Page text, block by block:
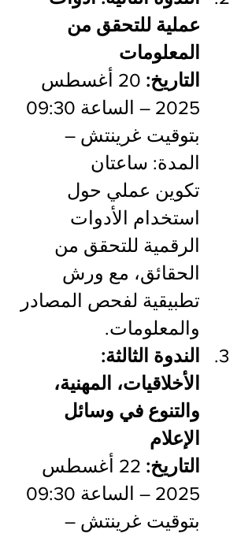
عملية للتحقق من
المعلومات
التاريخ:
20 أغسطس
بتوقيت غرينتش –
المدة: ساعتان
تكوين عملي حول
استخدام الأدوات
الرقمية للتحقق من
الحقائق، مع ورش
تطبيقية لفحص المصادر
والمعلومات.
الندوة الثالثة:
الأخلاقيات، المهنية،
والتنوع في وسائل
الإعلام
التاريخ:
22 أغسطس
بتوقيت غرينتش –